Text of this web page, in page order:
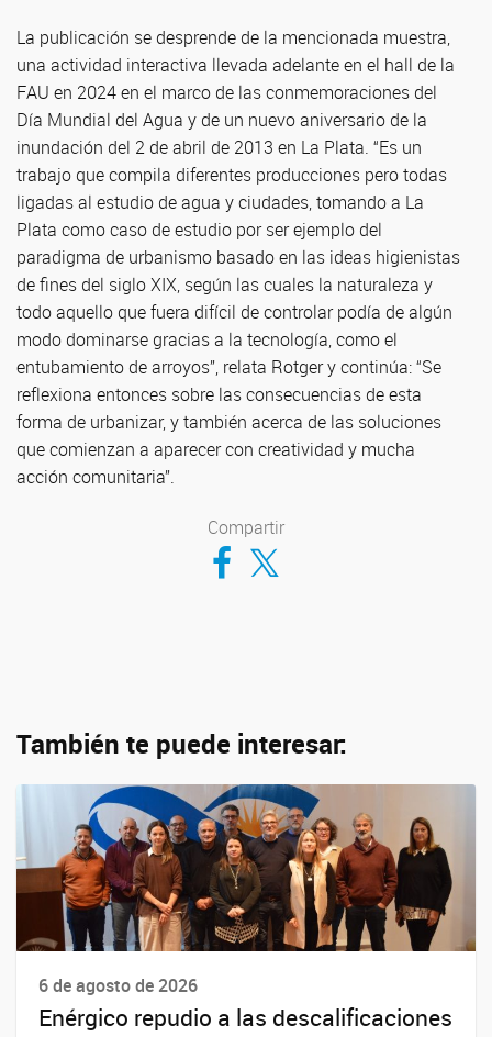
La publicación se desprende de la mencionada muestra,
una actividad interactiva llevada adelante en el hall de la
FAU en 2024 en el marco de las conmemoraciones del
Día Mundial del Agua y de un nuevo aniversario de la
inundación del 2 de abril de 2013 en La Plata. “Es un
trabajo que compila diferentes producciones pero todas
ligadas al estudio de agua y ciudades, tomando a La
Plata como caso de estudio por ser ejemplo del
paradigma de urbanismo basado en las ideas higienistas
de fines del siglo XIX, según las cuales la naturaleza y
todo aquello que fuera difícil de controlar podía de algún
modo dominarse gracias a la tecnología, como el
entubamiento de arroyos”, relata Rotger y continúa: “Se
reflexiona entonces sobre las consecuencias de esta
forma de urbanizar, y también acerca de las soluciones
que comienzan a aparecer con creatividad y mucha
acción comunitaria”.
Compartir
Compartir en Facebook
Compartir en Twitter
También te puede interesar:
6 de agosto de 2026
Enérgico repudio a las descalificaciones